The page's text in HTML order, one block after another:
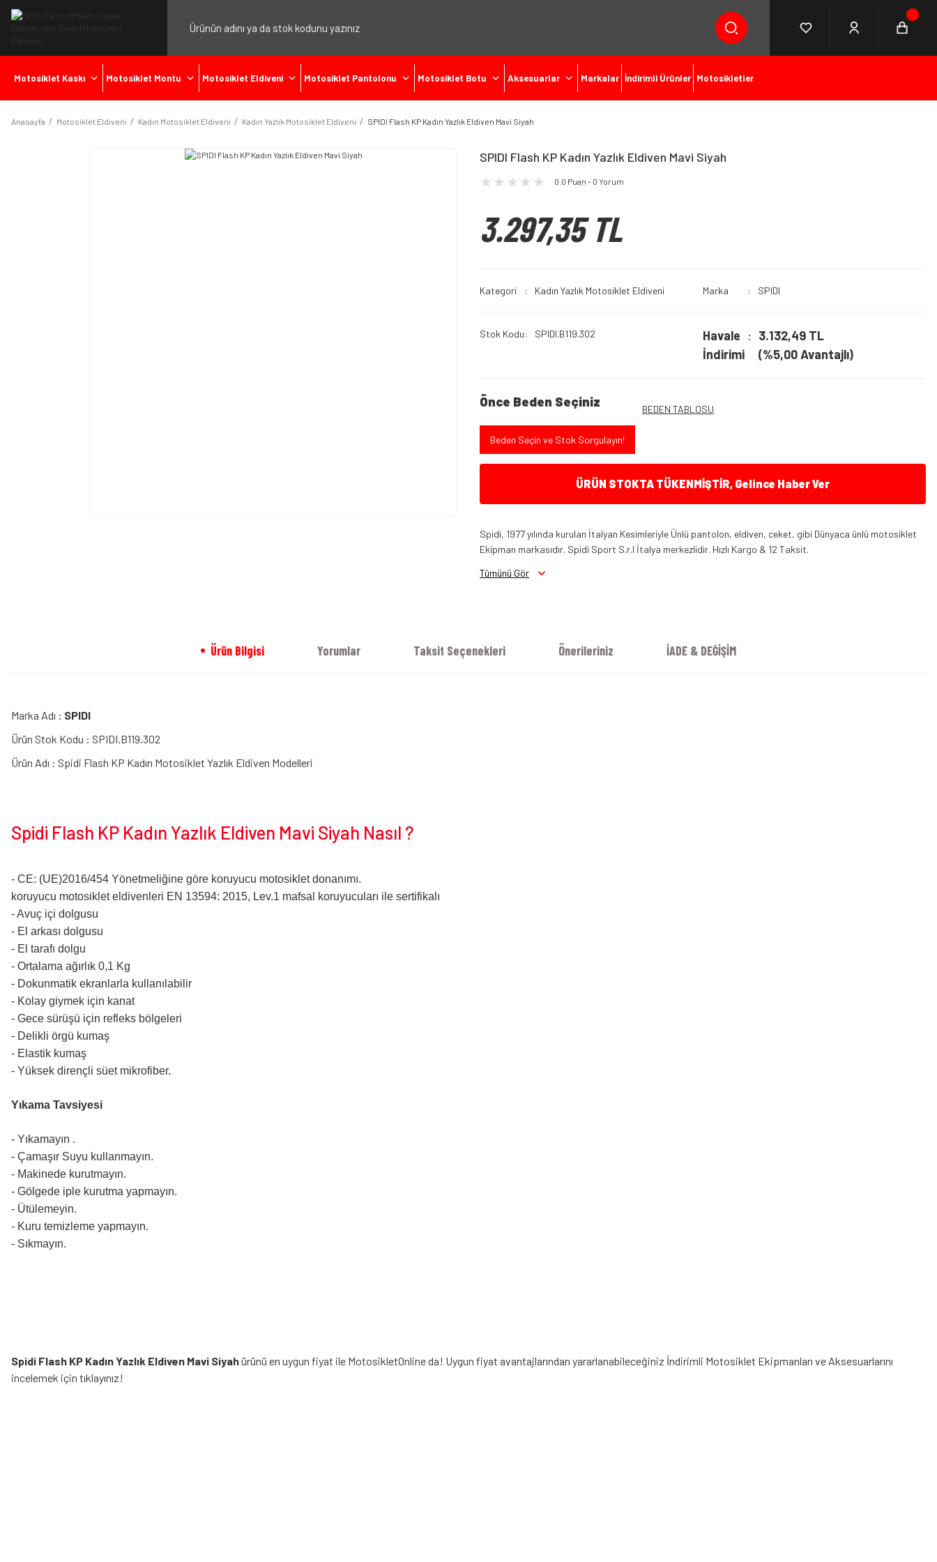
Motosiklet Kaskı Motosiklet Montu Motosiklet Eldiveni Motosiklet Pantolonu Motosiklet Botu Aksesuarlar Markalar İndirimli Ürünler Motosikletler
Anasayfa Motosiklet Eldiveni Kadın Motosiklet Eldiveni Kadın Yazlık Motosiklet Eldiveni SPIDI Flash KP Kadın Yazlık Eldiven Mavi Siyah
SPIDI Flash KP Kadın Yazlık Eldiven Mavi Siyah
0.0 Puan - 0 Yorum
3.297,35 TL
Kategori Kadın Yazlık Motosiklet Eldiveni Marka SPIDI
Stok Kodu SPIDI.B119.302
Havale
İndirimi
3.132,49 TL
(%5,00 Avantajlı)
Önce Beden Seçiniz BEDEN TABLOSU
Beden Seçin ve Stok Sorgulayın!
ÜRÜN STOKTA TÜKENMİŞTİR, Gelince Haber Ver
Spidi, 1977 yılında kurulan İtalyan Kesimleriyle Ünlü pantolon, eldiven, ceket, gibi Dünyaca ünlü motosiklet
Ekipman markasıdır. Spidi Sport S.r.l İtalya merkezlidir. Hızlı Kargo & 12 Taksit.
Tümünü Gör
Ürün Bilgisi Yorumlar Taksit Seçenekleri Önerileriniz İADE & DEĞİŞİM
Marka Adı : SPIDI
Ürün Stok Kodu : SPIDI.B119.302
Ürün Adı : Spidi Flash KP Kadın Motosiklet Yazlık Eldiven Modelleri
Spidi Flash KP Kadın Yazlık Eldiven Mavi Siyah Nasıl ?
- CE: (UE)2016/454 Yönetmeliğine göre koruyucu motosiklet donanımı.
koruyucu motosiklet eldivenleri EN 13594: 2015, Lev.1 mafsal koruyucuları ile sertifikalı
- Avuç içi dolgusu
- El arkası dolgusu
- El tarafı dolgu
- Ortalama ağırlık 0,1 Kg
- Dokunmatik ekranlarla kullanılabilir
- Kolay giymek için kanat
- Gece sürüşü için refleks bölgeleri
- Delikli örgü kumaş
- Elastik kumaş
- Yüksek dirençli süet mikrofiber.
Yıkama Tavsiyesi
- Yıkamayın .
- Çamaşır Suyu kullanmayın.
- Makinede kurutmayın.
- Gölgede iple kurutma yapmayın.
- Ütülemeyin.
- Kuru temizleme yapmayın.
- Sıkmayın.
Spidi Flash KP Kadın Yazlık Eldiven Mavi Siyahürünü en uygun fiyat ile MotosikletOnline da! Uygun fiyat avantajlarından yararlanabileceğiniz İndirimli Motosiklet Ekipmanları ve Aksesuarlarını
incelemek için tıklayınız!